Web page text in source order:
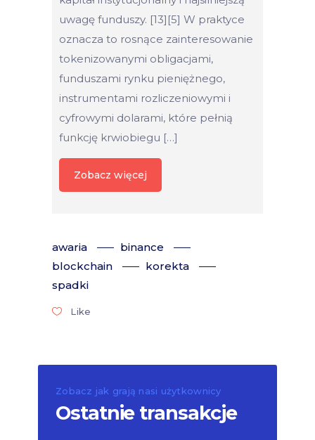
uwagę funduszy. [13][5] W praktyce
oznacza to rosnące zainteresowanie
tokenizowanymi obligacjami,
funduszami rynku pieniężnego,
instrumentami rozliczeniowymi i
cyfrowymi dolarami, które pełnią
funkcję krwiobiegu […]
Zobacz więcej
awaria
binance
blockchain
korekta
spadki
Like
Zobacz jak grają nasi użytkownicy
Ostatnie transakcje